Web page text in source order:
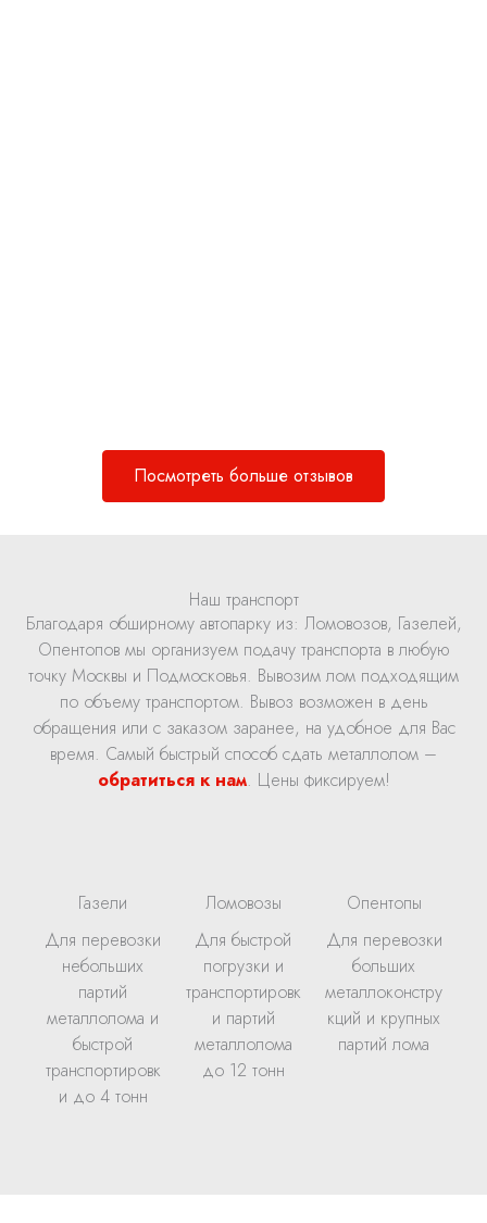
Посмотреть больше отзывов
Наш транспорт
Благодаря обширному автопарку из: Ломовозов, Газелей,
Опентопов мы организуем подачу транспорта в любую
точку Москвы и Подмосковья. Вывозим лом подходящим
по объему транспортом. Вывоз возможен в день
обращения или с заказом заранее, на удобное для Вас
время. Самый быстрый способ сдать металлолом –
обратиться к нам. Цены фиксируем!
Газели
Для перевозки
небольших
партий
металлолома и
быстрой
транспортировк
и до 4 тонн
Ломовозы
Для быстрой
погрузки и
транспортировк
и партий
металлолома
до 12 тонн
Опентопы
Для перевозки
больших
металлоконстру
кций и крупных
партий лома